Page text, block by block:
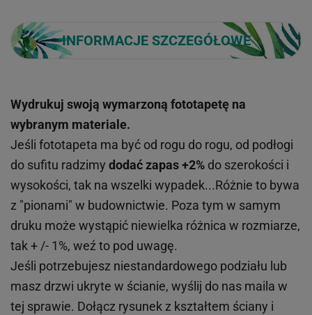
INFORMACJE SZCZEGÓŁOWE
Wydrukuj swoją wymarzoną fototapetę na
wybranym materiale.
Jeśli fototapeta ma być od rogu do rogu, od podłogi
do sufitu radzimy dodać zapas +2% do szerokości i
wysokości, tak na wszelki wypadek...Różnie to bywa
z "pionami" w budownictwie. Poza tym w samym
druku może wystąpić niewielka różnica w rozmiarze,
tak + /- 1%, weź to pod uwagę.
Jeśli potrzebujesz niestandardowego podziału lub
masz drzwi ukryte w ścianie, wyślij do nas maila w
tej sprawie. Dołącz rysunek z kształtem ściany i